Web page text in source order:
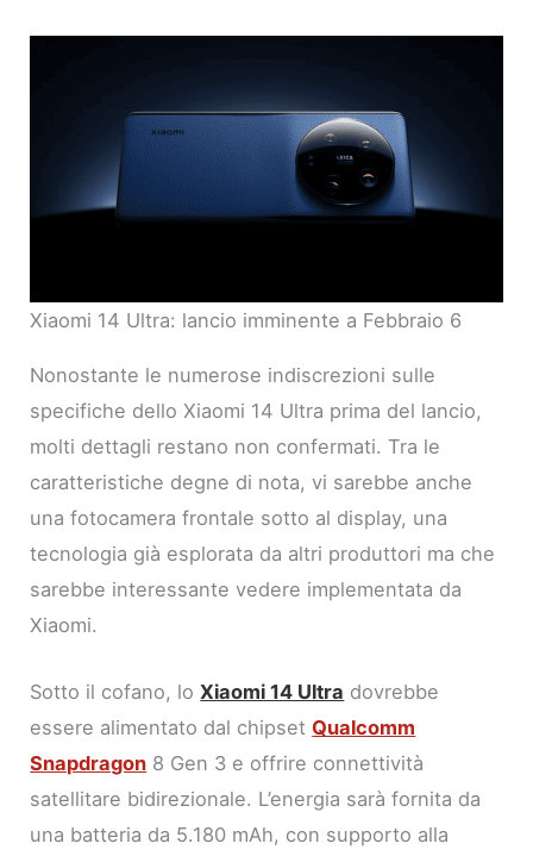
Xiaomi 14 Ultra: lancio imminente a Febbraio 6
Nonostante le numerose indiscrezioni sulle
specifiche dello Xiaomi 14 Ultra prima del lancio,
molti dettagli restano non confermati. Tra le
caratteristiche degne di nota, vi sarebbe anche
una fotocamera frontale sotto al display, una
tecnologia già esplorata da altri produttori ma che
sarebbe interessante vedere implementata da
Xiaomi.
Sotto il cofano, loXiaomi 14 Ultra dovrebbe
essere alimentato dal chipsetQualcomm
Snapdragon 8 Gen 3 e offrire connettività
satellitare bidirezionale. L’energia sarà fornita da
una batteria da 5.180 mAh, con supporto alla